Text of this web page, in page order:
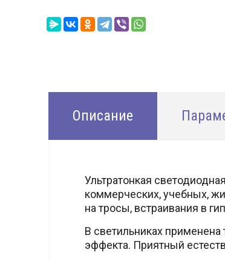
Описание
Ультратонкая
коммерческих, учебных,
на тросы, встраивания в
В светильниках
эффекта. Приятный